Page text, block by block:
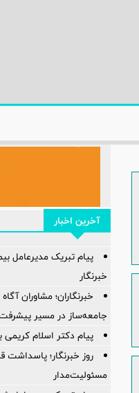
آخرین اخبار
پیام ‌تبریک‌ مدیرعامل
خبرنگار
خبرنگاران؛ مشاوران
جامعه‌ساز در مسیر پیشرفت
پیام دکتر اسلام کریمی
روز خبرنگار؛
مسئولیت‌مدار